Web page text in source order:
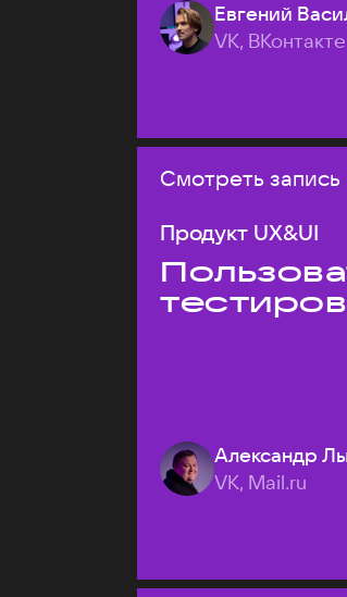
Евгений
VK, ВКонтакте
Смотреть запись
Продукт UX&UI
Александр
VK, Mail.ru